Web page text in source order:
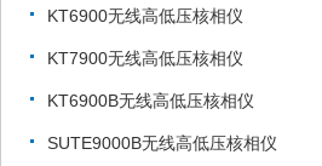
KT6900无线高低压核相仪
KT7900无线高低压核相仪
KT6900B无线高低压核相仪
SUTE9000B无线高低压核相仪